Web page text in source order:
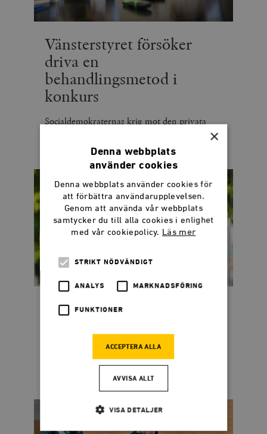
Vänsterstyret försöker
driva en
behandlingsmetod i
konkurs
Socialdemokraternas krig mot den privata
Dadgostar kostar 44
När publikens applåder tystnat återstår
frågan: Vem betalar notan?
×
Denna webbplats
använder cookies
Denna webbplats använder cookies för
att förbättra användarupplevelsen.
Genom att använda vår webbplats
samtycker du till alla cookies i enlighet
med vår cookiepolicy. Läs mer
STRIKT NÖDVÄNDIGT
ANALYS MARKNADSFÖRING
FUNKTIONER
ACCEPTERA ALLA
AVVISA ALLT
VISA DETALJER